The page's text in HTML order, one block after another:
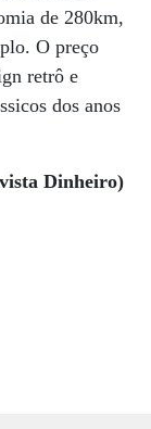
de 280km,
O preço
retrô e
dos anos
Dinheiro)